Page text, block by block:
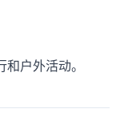
户外活动。